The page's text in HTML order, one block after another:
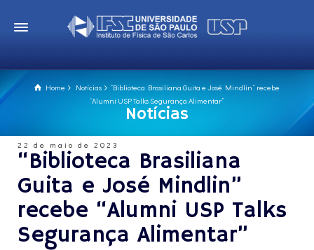
Home Notícias
“Biblioteca Brasiliana Guita e José Mindlin” recebe
“Alumni USP Talks Segurança Alimentar”
Notícias
22 de maio de 2023
“Biblioteca Brasiliana
Guita e José Mindlin”
recebe “Alumni USP Talks
Segurança Alimentar”